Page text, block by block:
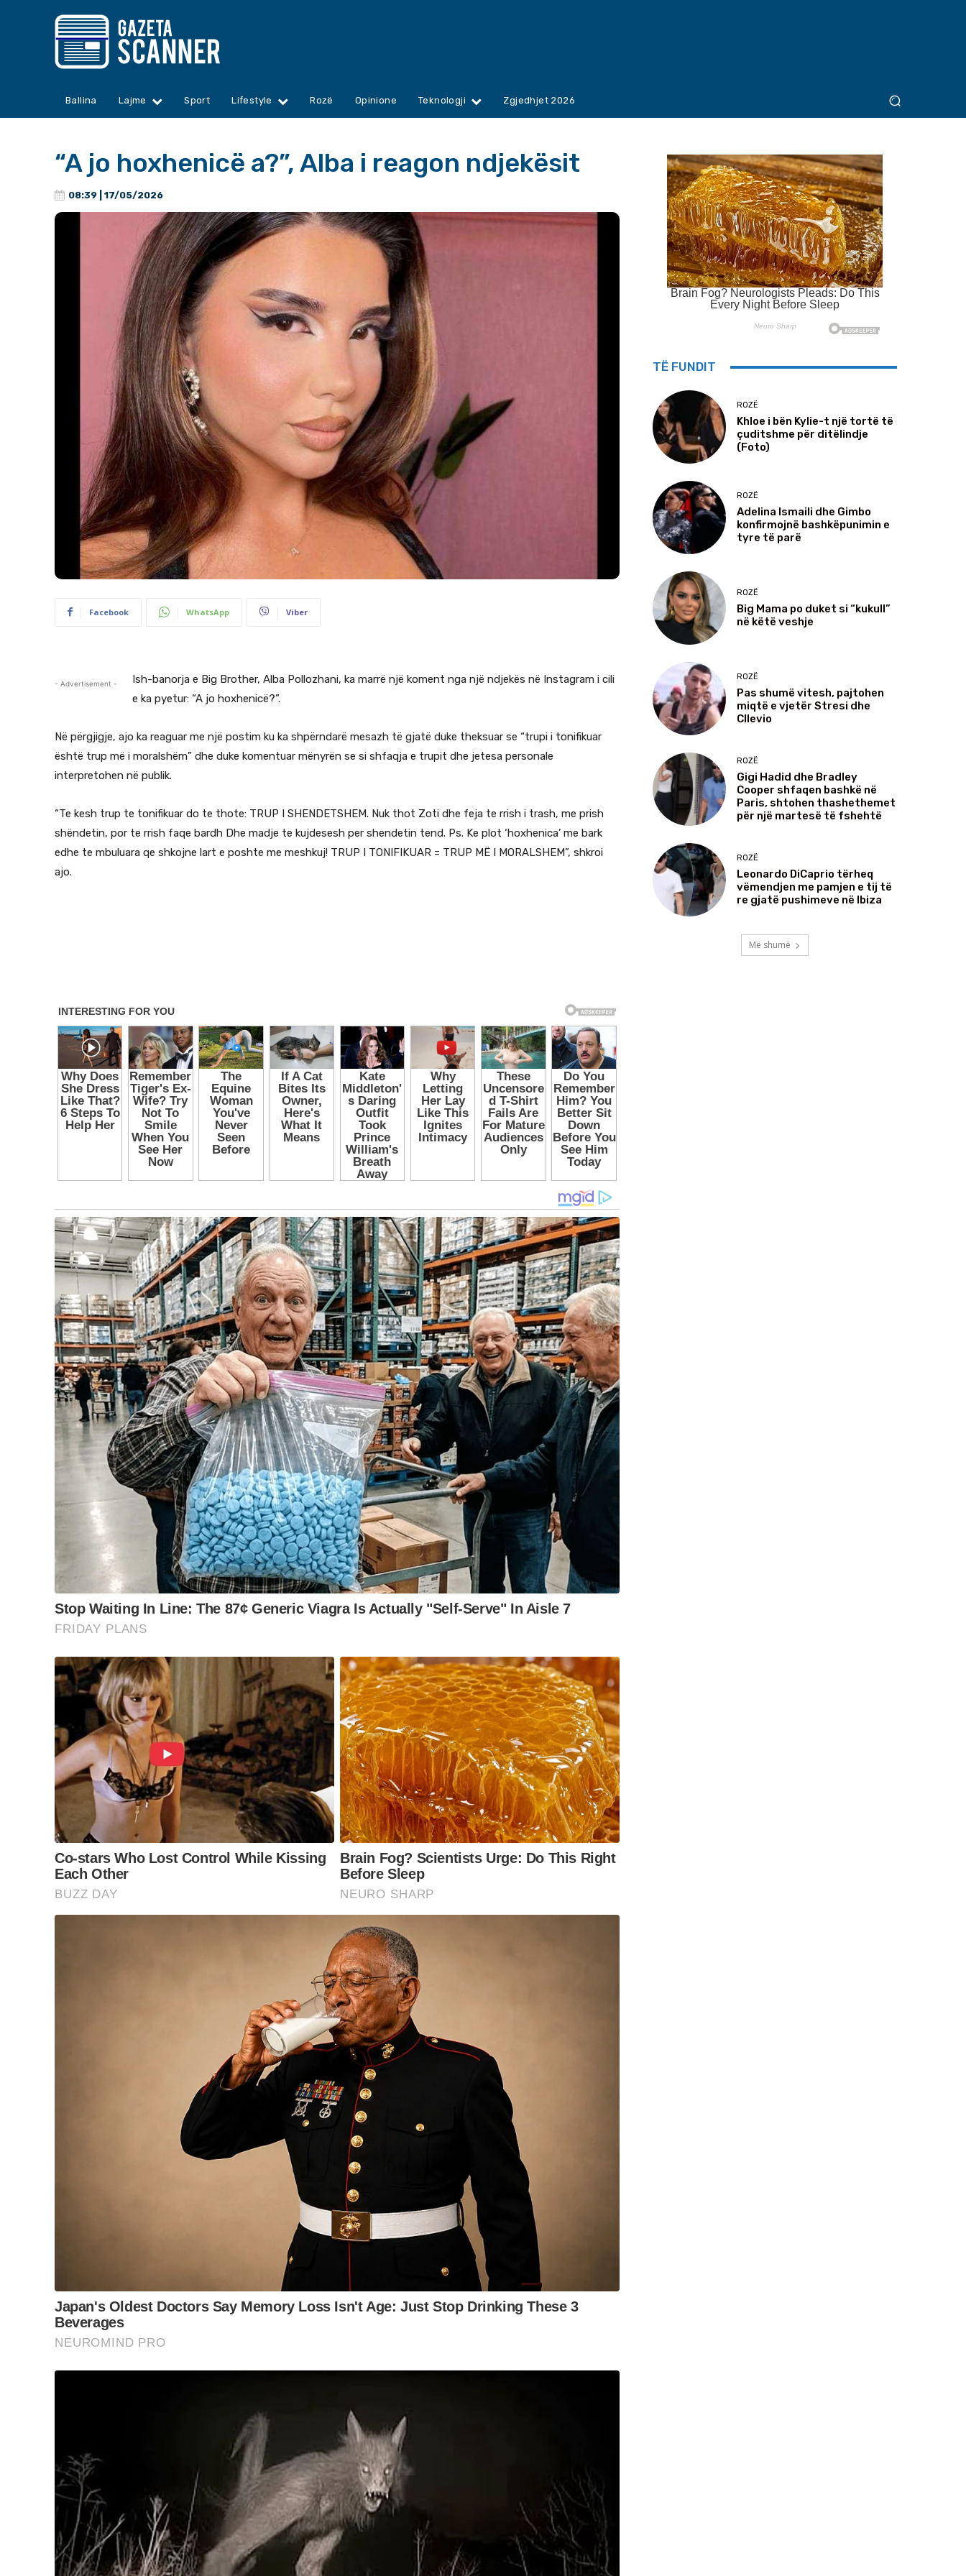
Ballina Lajme Sport Lifestyle Rozë Opinione Teknologji Zgjedhjet 2026
“A jo hoxhenicë a?”, Alba i reagon ndjekësit
08:39 | 17/05/2026
Facebook WhatsApp Viber
- Advertisement -
Ish-banorja e Big Brother, Alba Pollozhani, ka marrë një koment nga një ndjekës në Instagram i cili
e ka pyetur: “A jo hoxhenicë?”.
Në përgjigje, ajo ka reaguar me një postim ku ka shpërndarë mesazh të gjatë duke theksuar se “trupi i tonifikuar
është trup më i moralshëm” dhe duke komentuar mënyrën se si shfaqja e trupit dhe jetesa personale
interpretohen në publik.
“Te kesh trup te tonifikuar do te thote: TRUP I SHENDETSHEM. Nuk thot Zoti dhe feja te rrish i trash, me prish
shëndetin, por te rrish faqe bardh Dhe madje te kujdesesh per shendetin tend. Ps. Ke plot ‘hoxhenica’ me bark
edhe te mbuluara qe shkojne lart e poshte me meshkuj! TRUP I TONIFIKUAR = TRUP MË I MORALSHEM”, shkroi
ajo.
TË FUNDIT
ROZË
Khloe i bën Kylie-t një tortë të
çuditshme për ditëlindje
(Foto)
ROZË
Adelina Ismaili dhe Gimbo
konfirmojnë bashkëpunimin e
tyre të parë
ROZË
Big Mama po duket si “kukull”
në këtë veshje
ROZË
Pas shumë vitesh, pajtohen
miqtë e vjetër Stresi dhe
Cllevio
ROZË
Gigi Hadid dhe Bradley
Cooper shfaqen bashkë në
Paris, shtohen thashethemet
për një martesë të fshehtë
ROZË
Leonardo DiCaprio tërheq
vëmendjen me pamjen e tij të
re gjatë pushimeve në Ibiza
Më shumë